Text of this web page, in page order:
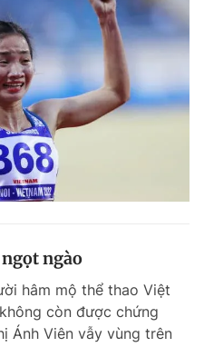
ngào
hâm mộ thể thao Việt
còn được chứng
Ánh Viên vẫy vùng trên